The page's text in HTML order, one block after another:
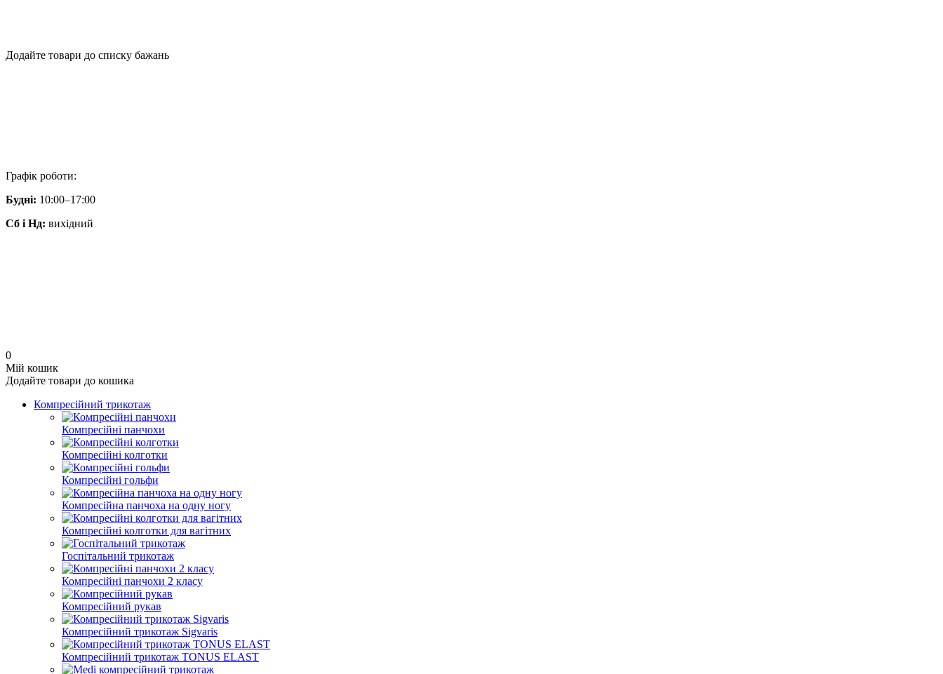
Додайте товари до списку бажань
Графік роботи:
Будні: 10:00–17:00
Сб і Нд: вихідний
0
Мій кошик
Додайте товари до кошика
Компресійний трикотаж
Компресійні панчохи
Компресійні колготки
Компресійні гольфи
Компресійна панчоха на одну ногу
Компресійні колготки для вагітних
Госпітальний трикотаж
Компресійні панчохи 2 класу
Компресійний рукав
Компресійний трикотаж Sigvaris
Компресійний трикотаж TONUS ELAST